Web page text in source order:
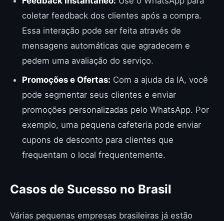
coletar feedback dos clientes após a compra.
Essa interação pode ser feita através de
mensagens automáticas que agradecem e
pedem uma avaliação do serviço.
Promoções e Ofertas: Com a ajuda da IA, você
pode segmentar seus clientes e enviar
promoções personalizadas pelo WhatsApp. Por
exemplo, uma pequena cafeteria pode enviar
cupons de desconto para clientes que
frequentam o local frequentemente.
Casos de Sucesso no Brasil
Várias pequenas empresas brasileiras já estão